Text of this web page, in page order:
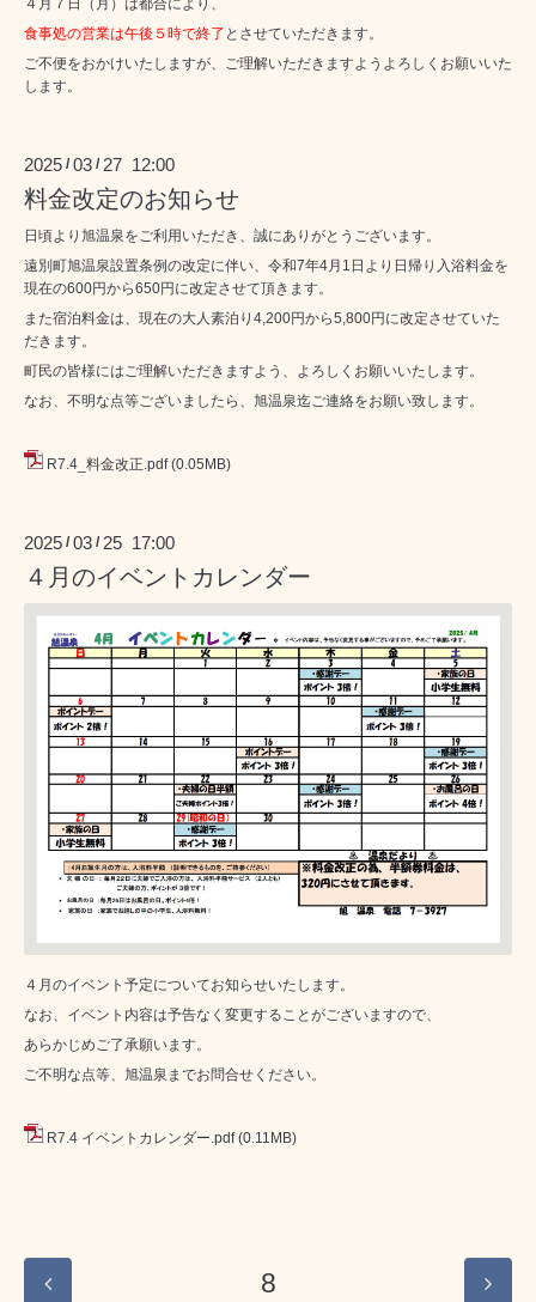
４月７日（月）は都合により、
食事処の営業は午後５時で終了 とさせていただきます。
ご不便をおかけいたしますが、ご理解いただきますようよろしくお願いいた
します。
2025 /03 / 27 12:00
料金改定のお知らせ
日頃より旭温泉をご利用いただき、誠にありがとうございます。
遠別町旭温泉設置条例の改定に伴い、令和7年4月1日より日帰り入浴料金を
現在の600円から650円に改定させて頂きます。
また宿泊料金は、現在の大人素泊り4,200円から5,800円に改定させていた
だきます。
町民の皆様にはご理解いただきますよう、よろしくお願いいたします。
なお、不明な点等ございましたら、旭温泉迄ご連絡をお願い致します。
R7.4_料金改正.pdf (0.05MB)
2025 /03 / 25 17:00
４月のイベントカレンダー
４月のイベント予定についてお知らせいたします。
なお、イベント内容は予告なく変更することがございますので、
あらかじめご了承願います。
ご不明な点等、旭温泉までお問合せください。
R7.4 イベントカレンダー.pdf (0.11MB)
8